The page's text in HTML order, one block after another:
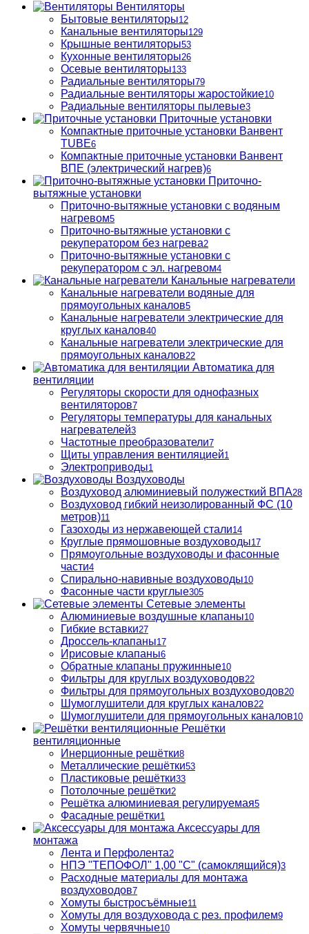
Вентиляторы
Бытовые вентиляторы12
Канальные вентиляторы129
Крышные вентиляторы53
Кухонные вентиляторы26
Осевые вентиляторы133
Радиальные вентиляторы79
Радиальные вентиляторы жаростойкие10
Радиальные вентиляторы пылевые3
Приточные установки
Компактные приточные установки Ванвент
TUBE6
Компактные приточные установки Ванвент
ВПЕ (электрический нагрев)6
Приточно-
вытяжные установки
Приточно-вытяжные установки с водяным
нагревом5
Приточно-вытяжные установки с
рекуператором без нагрева2
Приточно-вытяжные установки с
рекуператором с эл. нагревом4
Канальные нагреватели
Канальные нагреватели водяные для
прямоугольных каналов5
Канальные нагреватели электрические для
круглых каналов40
Канальные нагреватели электрические для
прямоугольных каналов22
Автоматика для
вентиляции
Регуляторы скорости для однофазных
вентиляторов7
Регуляторы температуры для канальных
нагревателей3
Частотные преобразователи7
Щиты управления вентиляцией1
Электроприводы1
Воздуховоды
Воздуховод алюминиевый полужесткий ВПА28
Воздуховод гибкий неизолированный ФС (10
метров)11
Газоходы из нержавеющей стали14
Круглые прямошовные воздуховоды17
Прямоугольные воздуховоды и фасонные
части4
Спирально-навивные воздуховоды10
Фасонные части круглые305
Сетевые элементы
Алюминиевые воздушные клапаны10
Гибкие вставки27
Дроссель-клапаны17
Ирисовые клапаны6
Обратные клапаны пружинные10
Фильтры для круглых воздуховодов22
Фильтры для прямоугольных воздуховодов20
Шумоглушители для круглых каналов22
Шумоглушители для прямоугольных каналов10
Решётки
вентиляционные
Инерционные решётки8
Металлические решётки53
Пластиковые решётки33
Потолочные решётки2
Решётка алюминиевая регулируемая5
Фасадные решётки1
Аксессуары для
монтажа
Лента и Перфолента2
НПЭ "ТЕПОФОЛ" 1,00 "С" (самоклящийся)3
Расходные материалы для монтажа
воздуховодов7
Хомуты быстросъёмные11
Хомуты для воздуховода с рез. профилем9
Хомуты червячные10